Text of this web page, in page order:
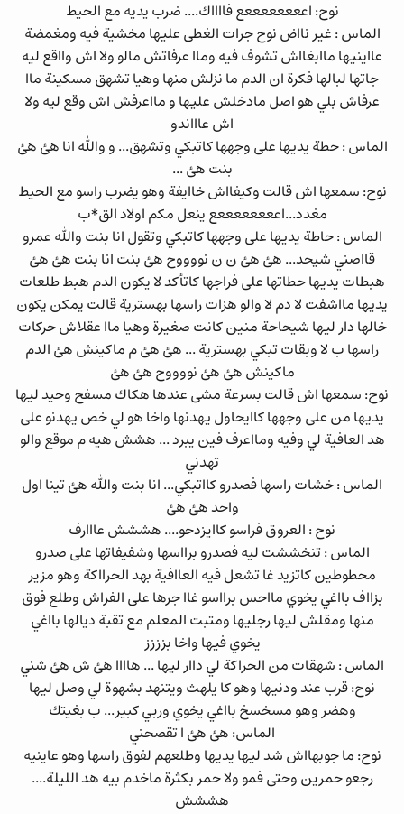
نوح: اععععععععع فااااك.... ضرب يديه مع الحيط
الماس : غير نااض نوح جرات الغطى عليها مخشية فيه ومغمضة
عااينيها ماابغااش تشوف فيه وماا عرفاتش مالو ولا اش وااقع ليه
جاتها لبالها فكرة ان الدم ما نزلش منها وهيا تشهق مسكينة ماا
عرفاش بلي هو اصل مادخلش عليها و مااعرفش اش وقع ليه ولا
اش عاااندو
الماس : حطة يديها على وجهها كاتبكي وتشهق... و والله انا هئ هئ
بنت هئ ...
نوح: سمعها اش قالت وكيفااش خاايفة وهو يضرب راسو مع الحيط
مغدد...اععععععععع ينعل مكم اولاد الق*ب
الماس : حاطة يديها على وجهها كاتبكي وتقول انا بنت والله عمرو
قااصني شيحد... هئ هئ ن ن نووووح هئ بنت انا بنت هئ هئ
هبطات يديها حطاتها على فراجها كاتأكد لا يكون الدم هبط طلعات
يديها مااشفت لا دم لا والو هزات راسها بهسترية قالت يمكن يكون
خالها دار ليها شيحاحة منين كانت صغيرة وهيا ماا عقلاش حركات
راسها ب لا وبقات تبكي بهسترية ... هئ هئ م ماكينش هئ الدم
ماكينش هئ هئ نووووح هئ هئ
نوح: سمعها اش قالت بسرعة مشى عندها هكاك مسفح وحيد ليها
يديها من على وجهها كاايحاول يهدنها واخا هو لي خص يهدنو على
هد العافية لي وفيه ومااعرف فين يبرد ... هشش هيه م موقع والو
تهدني
الماس : خشات راسها فصدرو كااتبكي... انا بنت والله هئ تينا اول
واحد هئ هئ
نوح : العروق فراسو كاايزدحو.... هششش عااارف
الماس : تنخششت ليه فصدرو برااسها وشفيفاتها على صدرو
محطوطين كاتزيد غا تشعل فيه العاافية بهد الحرااكة وهو مزير
بزااف بااغي يخوي مااحس برااسو غاا جرها على الفراش وطلع فوق
منها ومقلش ليها رجليها ومتبت المعلم مع تقبة ديالها بااغي
يخوي فيها واخا بزززز
الماس : شهقات من الحراكة لي داار ليها ... هاااا هئ ش هئ شني
نوح: قرب عند ودنيها وهو كا يلهث ويتنهد بشهوة لي وصل ليها
وهضر وهو مسخسخ بااغي يخوي وربي كبير... ب بغيتك
الماس: هئ هئ ا تقصحني
نوح: ما جوبهااش شد ليها يديها وطلعهم لفوق راسها وهو عاينيه
رجعو حمرين وحتى فمو ولا حمر بكثرة ماخدم بيه هد الليلة....
هششش